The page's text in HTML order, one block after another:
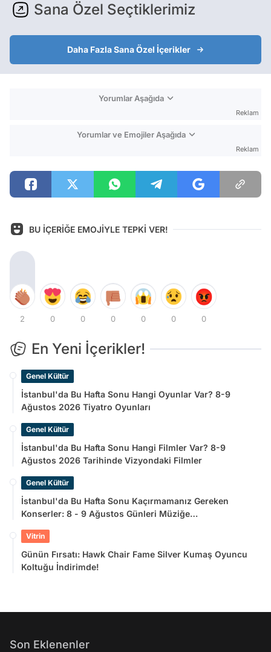
Sana Özel Seçtiklerimiz
Daha Fazla Sana Özel İçerikler
Yorumlar Aşağıda
Reklam
Yorumlar ve Emojiler Aşağıda
Reklam
BU İÇERİĞE EMOJİYLE TEPKİ VER!
2 0 0 0 0 0 0
En Yeni İçerikler!
Genel Kültür
İstanbul'da Bu Hafta Sonu Hangi Oyunlar Var? 8-9
Ağustos 2026 Tiyatro Oyunları
Genel Kültür
İstanbul'da Bu Hafta Sonu Hangi Filmler Var? 8-9
Ağustos 2026 Tarihinde Vizyondaki Filmler
Genel Kültür
İstanbul'da Bu Hafta Sonu Kaçırmamanız Gereken
Konserler: 8 - 9 Ağustos Günleri Müziğe
Vitrin
Günün Fırsatı: Hawk Chair Fame Silver Kumaş Oyuncu
Koltuğu İndirimde!
Son Eklenenler